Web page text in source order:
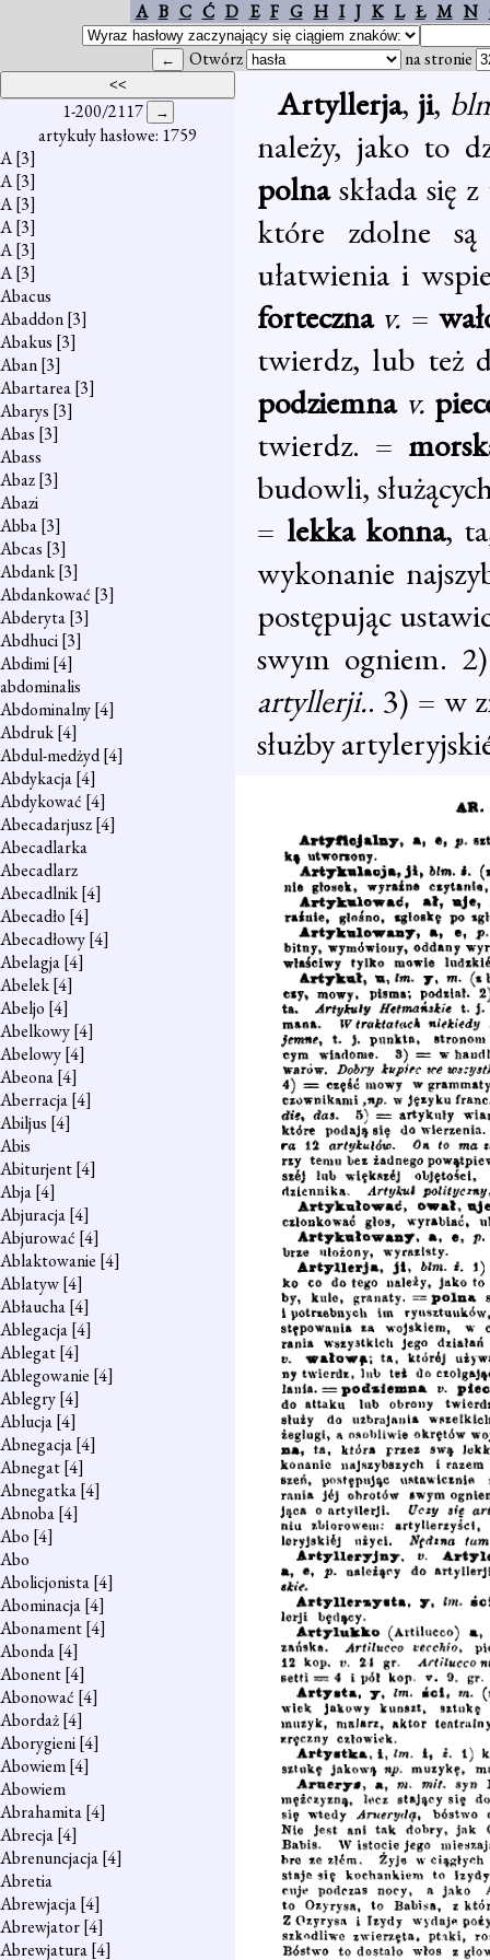
A B C Ć D E F G H I J K L Ł M N
Otwórz na stronie
1-200/2117
artykuły hasłowe: 1759
A[3]
A[3]
A[3]
A[3]
A[3]
A[3]
Abacus
Abaddon[3]
Abakus [3]
Aban[3]
Abartarea[3]
Abarys [3]
Abas [3]
Abass
Abaz[3]
Abazi
Abba[3]
Abcas [3]
Abdank[3]
Abdankować [3]
Abderyta[3]
Abdhuci[3]
Abdimi[4]
abdominalis
Abdominalny[4]
Abdruk[4]
Abdul-medżyd[4]
Abdykacja[4]
Abdykować [4]
Abecadarjusz[4]
Abecadlarka
Abecadlarz
Abecadlnik[4]
Abecadło [4]
Abecadłowy[4]
Abelagja[4]
Abelek[4]
Abeljo [4]
Abelkowy[4]
Abelowy[4]
Abeona[4]
Aberracja[4]
Abiljus [4]
Abis
Abiturjent[4]
Abja[4]
Abjuracja[4]
Abjurować [4]
Ablaktowanie [4]
Ablatyw[4]
Abłaucha[4]
Ablegacja[4]
Ablegat[4]
Ablegowanie [4]
Ablegry[4]
Ablucja[4]
Abnegacja[4]
Abnegat[4]
Abnegatka[4]
Abnoba[4]
Abo [4]
Abo
Abolicjonista[4]
Abominacja[4]
Abonament[4]
Abonda[4]
Abonent[4]
Abonować [4]
Abordaż[4]
Aborygieni[4]
Abowiem[4]
Abowiem
Abrahamita[4]
Abrecja[4]
Abrenuncjacja[4]
Abretia
Abrewjacja[4]
Abrewjator[4]
Abrewjatura[4]
Artyllerja, ji,
należy, jako to
polnaskłada się
które zdolne
ułatwienia i
forteczna v. =
twierdz, lub też
podziemna v.
twierdz. =
budowli,
= lekka konna,
wykonanie
postępując
swym ogniem.
artyllerji.. 3) = w
służby